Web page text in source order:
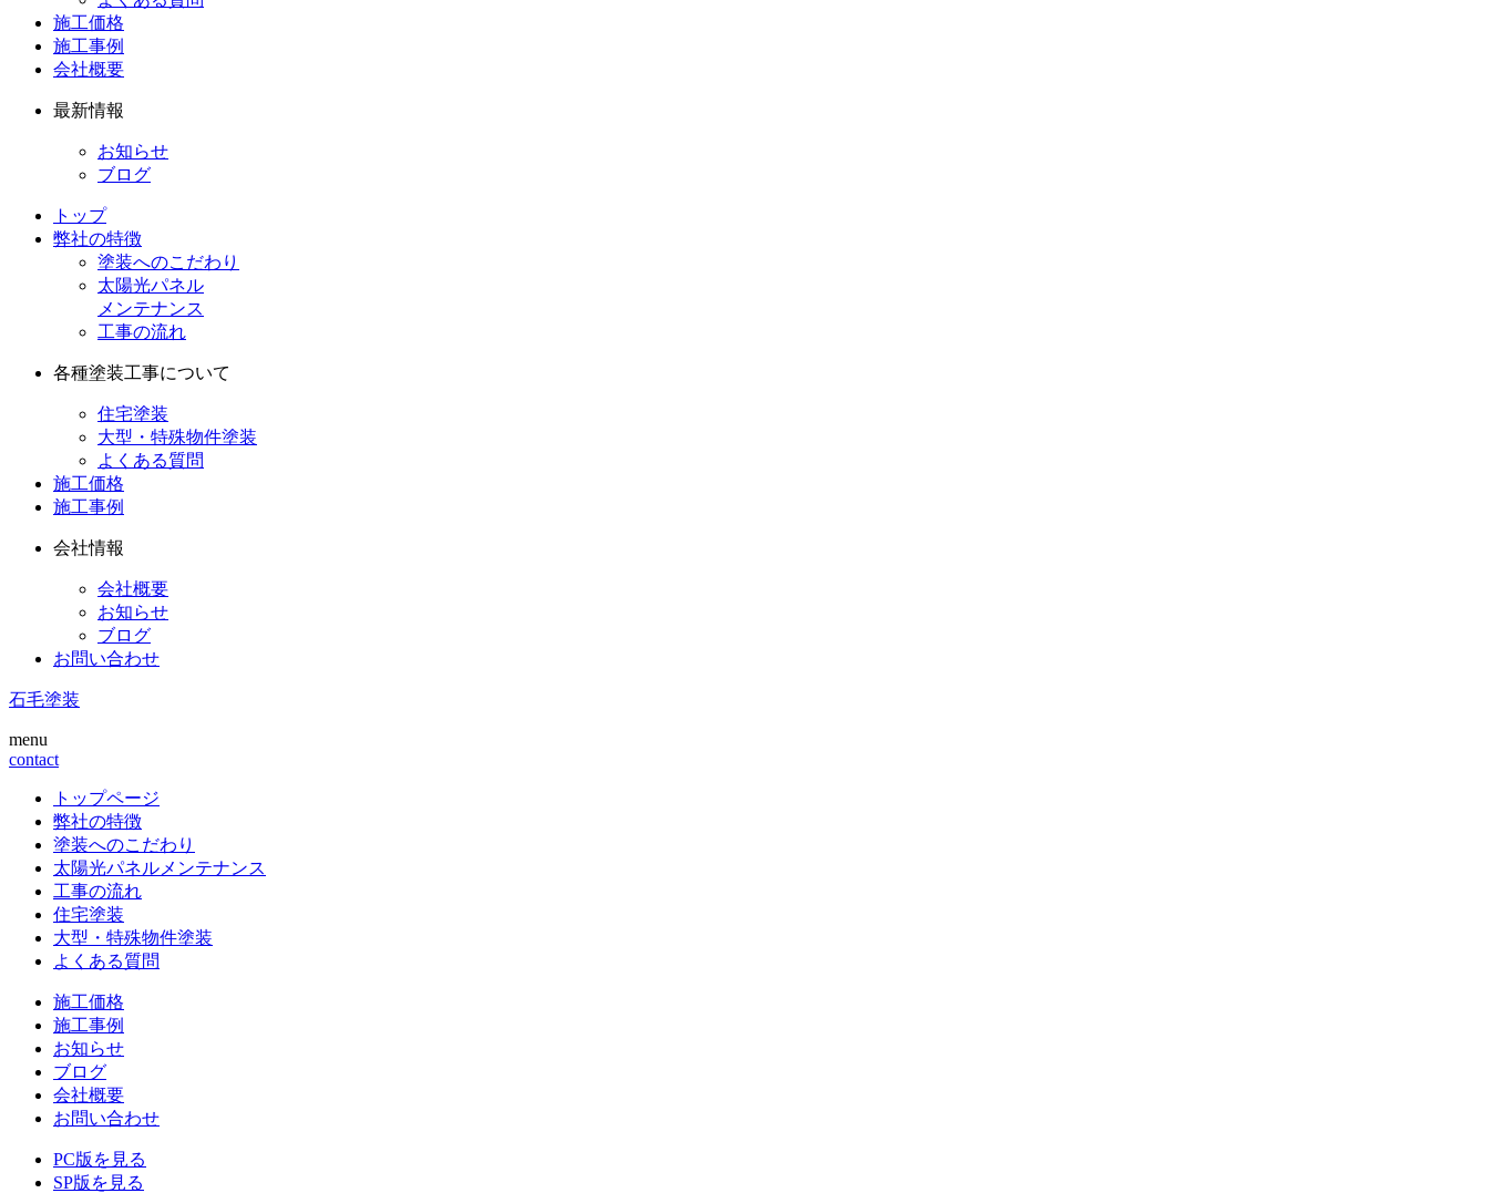
施工価格
施工事例
会社概要
最新情報
お知らせ
ブログ
トップ
弊社の特徴
塗装へのこだわり
太陽光パネル
メンテナンス
工事の流れ
各種塗装工事について
住宅塗装
大型・特殊物件塗装
よくある質問
施工価格
施工事例
会社情報
会社概要
お知らせ
ブログ
お問い合わせ
石毛塗装
menu
contact
トップページ
弊社の特徴
塗装へのこだわり
太陽光パネルメンテナンス
工事の流れ
住宅塗装
大型・特殊物件塗装
よくある質問
施工価格
施工事例
お知らせ
ブログ
会社概要
お問い合わせ
PC版を見る
SP版を見る